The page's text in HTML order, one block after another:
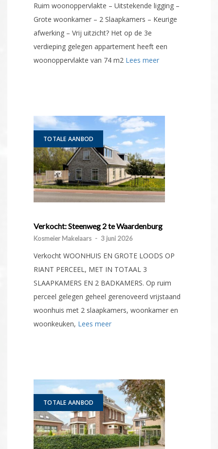
Ruim woonoppervlakte – Uitstekende ligging –
Grote woonkamer – 2 Slaapkamers – Keurige
afwerking – Vrij uitzicht? Het op de 3e
verdieping gelegen appartement heeft een
woonoppervlakte van 74 m2 Lees meer
TOTALE AANBOD
Verkocht: Steenweg 2 te Waardenburg
Kosmeier Makelaars - 3 juni 2026
Verkocht WOONHUIS EN GROTE LOODS OP
RIANT PERCEEL, MET IN TOTAAL 3
SLAAPKAMERS EN 2 BADKAMERS. Op ruim
perceel gelegen geheel gerenoveerd vrijstaand
woonhuis met 2 slaapkamers, woonkamer en
woonkeuken, Lees meer
TOTALE AANBOD